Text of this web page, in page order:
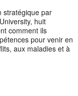
stratégique par
huit
comment ils
pour venir en
aux maladies et à